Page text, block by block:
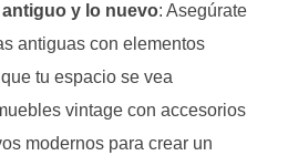
y lo nuevo: Asegúrate
antiguas con elementos
tu espacio se vea
vintage con accesorios
modernos para crear un